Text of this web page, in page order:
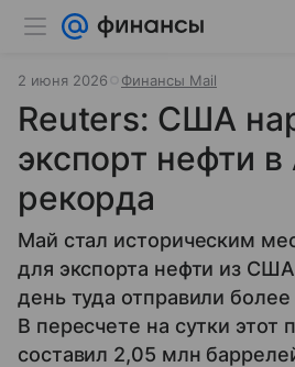
2 июня 2026 Финансы Mail
Reuters: США
экспорт нефти
рекорда
Май стал историческим
для экспорта нефти из
день туда отправили
В пересчете на сутки этот
составил 2,05 млн